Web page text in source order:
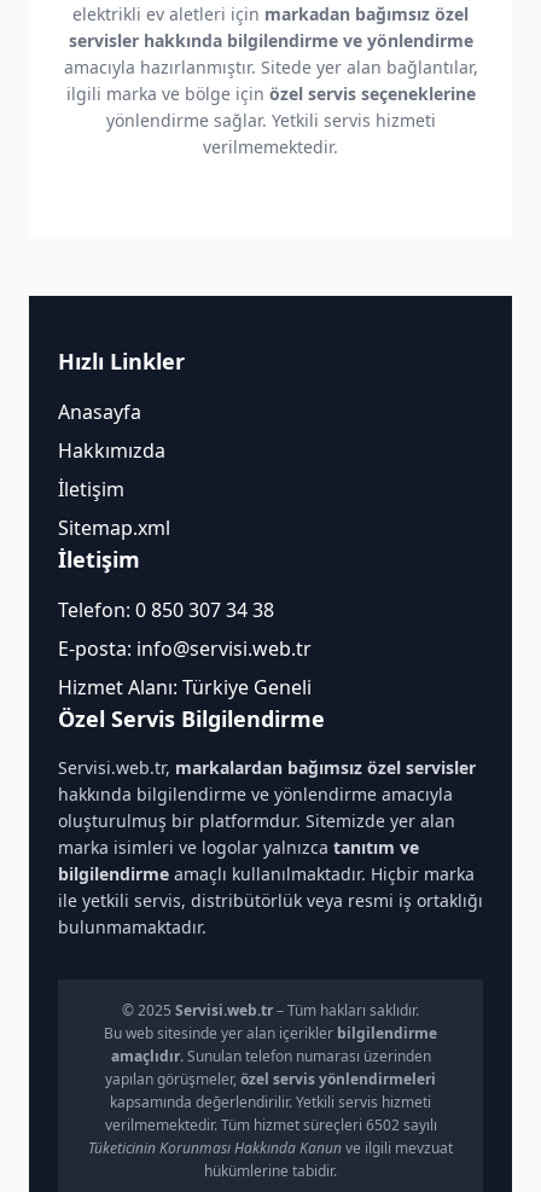
elektrikli ev aletleri için markadan bağımsız özel
servisler hakkında bilgilendirme ve yönlendirme
amacıyla hazırlanmıştır. Sitede yer alan bağlantılar,
ilgili marka ve bölge için özel servis seçeneklerine
yönlendirme sağlar. Yetkili servis hizmeti
verilmemektedir.
Hızlı Linkler
Anasayfa
Hakkımızda
İletişim
Sitemap.xml
İletişim
Telefon: 0 850 307 34 38
E-posta: info@servisi.web.tr
Hizmet Alanı: Türkiye Geneli
Özel Servis Bilgilendirme
Servisi.web.tr, markalardan bağımsız özel servisler
hakkında bilgilendirme ve yönlendirme amacıyla
oluşturulmuş bir platformdur. Sitemizde yer alan
marka isimleri ve logolar yalnızca tanıtım ve
bilgilendirme amaçlı kullanılmaktadır. Hiçbir marka
ile yetkili servis, distribütörlük veya resmi iş ortaklığı
bulunmamaktadır.
© 2025 Servisi.web.tr– Tüm hakları saklıdır.
Bu web sitesinde yer alan içerikler bilgilendirme
amaçlıdır. Sunulan telefon numarası üzerinden
yapılan görüşmeler, özel servis yönlendirmeleri
kapsamında değerlendirilir. Yetkili servis hizmeti
verilmemektedir. Tüm hizmet süreçleri 6502 sayılı
Tüketicinin Korunması Hakkında Kanunve ilgili mevzuat
hükümlerine tabidir.